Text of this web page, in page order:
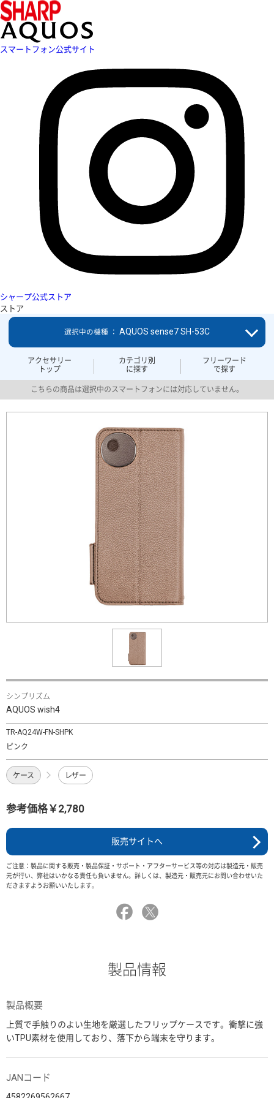
スマートフォン公式サイト
シャープ公式ストア
ストア
アクセサリー
トップ
カテゴリ別
に探す
フリーワード
で探す
選択中の機種 ： AQUOS sense7 SH-53C
こちらの商品は選択中のスマートフォンには対応していません。
シンプリズム
AQUOS wish4
TR-AQ24W-FN-SHPK
ピンク
ケース レザー
参考価格￥2,780
販売サイトへ
ご注意：製品に関する販売・製品保証・サポート・アフターサービス等の対応は製造元・販売
元が行い、弊社はいかなる責任も負いません。詳しくは、製造元・販売元にお問い合わせいた
だきますようお願いいたします。
製品情報
製品概要
上質で手触りのよい生地を厳選したフリップケースです。衝撃に強
いTPU素材を使用しており、落下から端末を守ります。
JANコード